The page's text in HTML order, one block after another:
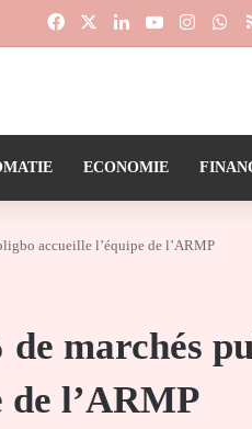
FacebookLinkedinYouTube
ECONOMIE
accueille l’équipe de l’ARMP
marchés
de l’ARMP